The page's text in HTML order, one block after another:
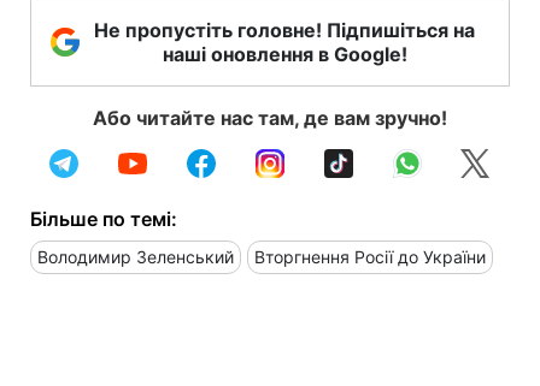
Не пропустіть головне! Підпишіться на
наші оновлення в Google!
Або читайте нас там, де вам зручно!
Більше по темі:
Володимир Зеленський Вторгнення Росії до України